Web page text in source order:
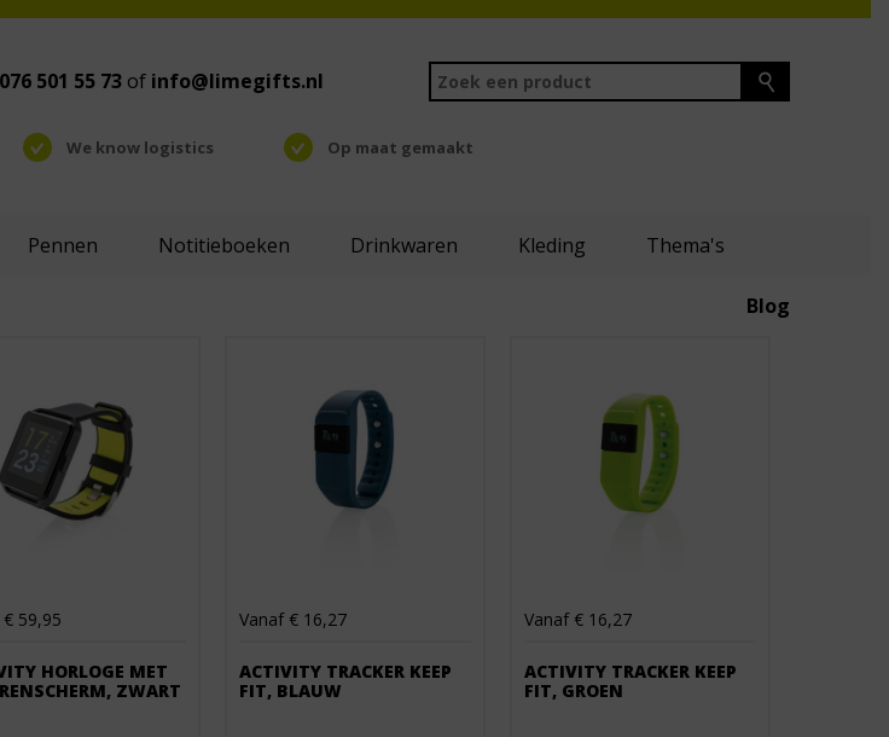
076 501 55 73of info@limegifts.nl
We know logistics
Op maat gemaakt
Pennen Notitieboeken Drinkwaren Kleding Thema's
Blog
59,95
HORLOGE MET
ZWART
Vanaf € 16,27
ACTIVITY TRACKER KEEP
FIT, BLAUW
Vanaf € 16,27
ACTIVITY TRACKER KEEP
FIT, GROEN